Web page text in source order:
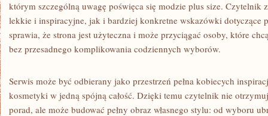
którym szczególną uwagę poświęca się modzie plus size. Czytelnik
lekkie i inspiracyjne, jak i bardziej konkretne wskazówki dotyczące
sprawia, że strona jest użyteczna i może przyciągać osoby, które
bez przesadnego komplikowania codziennych wyborów.
Serwis może być odbierany jako przestrzeń pełna kobiecych
kosmetyki w jedną spójną całość. Dzięki temu czytelnik nie
porad, ale może budować pełny obraz własnego stylu: od wyboru